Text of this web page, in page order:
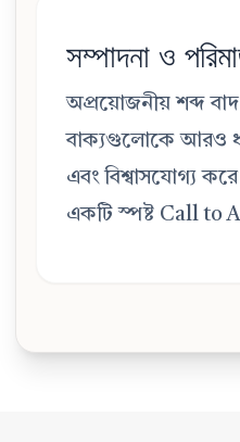
সম্পাদনা ও
অপ্রয়োজনীয় শব্দ
বাক্যগুলোকে আরও
এবং বিশ্বাসযোগ্য
একটি স্পষ্ট Call to